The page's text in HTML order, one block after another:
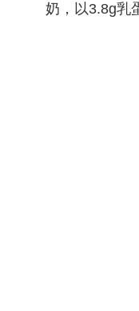
奶，以3.8g乳